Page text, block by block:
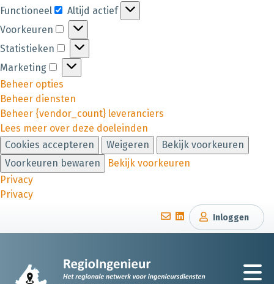
Functioneel
Altijd actief
Voorkeuren
Statistieken
Marketing
Beheer opties
Beheer diensten
Beheer {vendor_count} leveranciers
Lees meer over deze doeleinden
Cookies accepteren
Weigeren
Bekijk voorkeuren
Voorkeuren bewaren
Bekijk voorkeuren
Privacy
Privacy
Inloggen